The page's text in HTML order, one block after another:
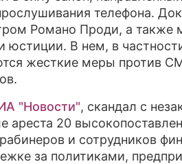
телефона.
Романо Проди, а также
юстиции. В нем, в
жесткие меры против
"Новости", скандал с
ареста 20
и сотрудников
за политиками,